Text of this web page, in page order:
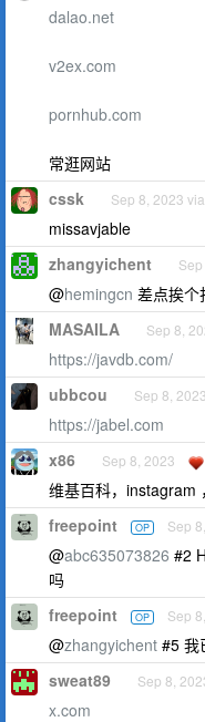
dalao.net
v2ex.com
pornhub.com
常逛网站
cssk Sep 8, 2023
missavjable
zhangyichent
@hemingcn 差点挨个
MASAILA Sep 8,
https://javdb.com/
ubbcou Sep 8, 2023
https://jabel.com
x86 Sep 8, 2023
维基百科，instagram
freepoint OP Sep
@abc635073826 #2
吗
freepoint OP Sep
@zhangyichent #5 我
sweat89 Sep 8,
x.com